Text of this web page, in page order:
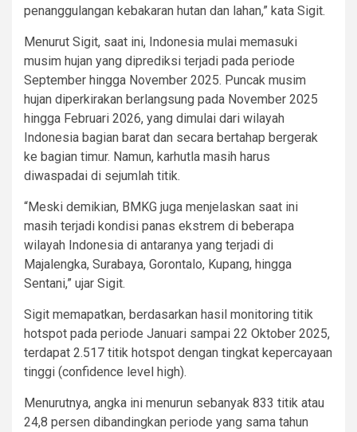
penanggulangan kebakaran hutan dan lahan,” kata Sigit.
Menurut Sigit, saat ini, Indonesia mulai memasuki
musim hujan yang diprediksi terjadi pada periode
September hingga November 2025. Puncak musim
hujan diperkirakan berlangsung pada November 2025
hingga Februari 2026, yang dimulai dari wilayah
Indonesia bagian barat dan secara bertahap bergerak
ke bagian timur. Namun, karhutla masih harus
diwaspadai di sejumlah titik.
“Meski demikian, BMKG juga menjelaskan saat ini
masih terjadi kondisi panas ekstrem di beberapa
wilayah Indonesia di antaranya yang terjadi di
Majalengka, Surabaya, Gorontalo, Kupang, hingga
Sentani,” ujar Sigit.
Sigit memapatkan, berdasarkan hasil monitoring titik
hotspot pada periode Januari sampai 22 Oktober 2025,
terdapat 2.517 titik hotspot dengan tingkat kepercayaan
tinggi (confidence level high).
Menurutnya, angka ini menurun sebanyak 833 titik atau
24,8 persen dibandingkan periode yang sama tahun